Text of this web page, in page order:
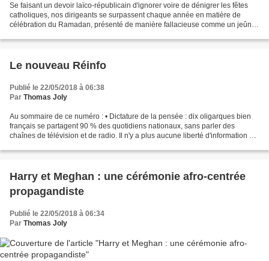
Se faisant un devoir laïco-républicain d'ignorer voire de dénigrer les fêtes
catholiques, nos dirigeants se surpassent chaque année en matière de
célébration du Ramadan, présenté de manière fallacieuse comme un jeûne
Le nouveau Réinfo
Publié le 22/05/2018 à 06:38
Par Thomas Joly
Au sommaire de ce numéro : • Dictature de la pensée : dix oligarques bien
français se partagent 90 % des quotidiens nationaux, sans parler des
chaînes de télévision et de radio. Il n'y a plus aucune liberté d'information ni
Harry et Meghan : une cérémonie afro-centrée
propagandiste
Publié le 22/05/2018 à 06:34
Par Thomas Joly